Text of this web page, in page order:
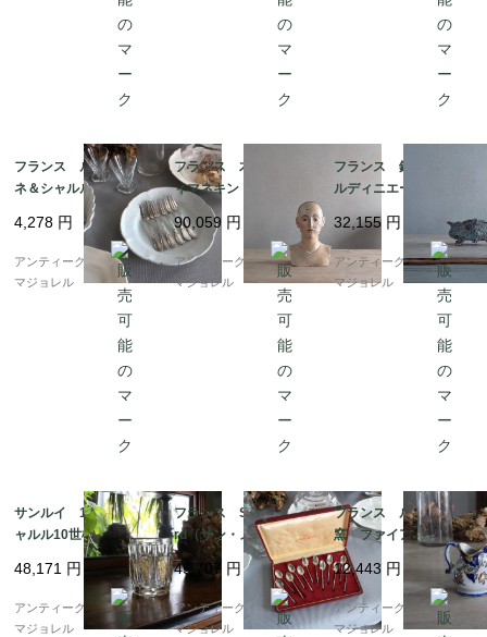
フランス ルイラヴィ
ネ＆シャルルダンフェ
ール社製 シルバープ
レーテッドフォーク 7
4,278 円
アンティークギャラリー
マジョレル
フランス 木製のレデ
ィマネキン 7568
90,059 円
アンティークギャラリー
マジョレル
フランス 鋳物のジャ
ルディニエール 7110
32,155 円
アンティークギャラリー
マジョレル
サンルイ 19世紀 シ
ャルル10世様式 金彩
タンブラーグラス 74
23
48,171 円
アンティークギャラリー
マジョレル
フランス Saint Meda
rd（サン・メダ?ル）シ
ルバープレーテッドス
プーン12本セット 73
67
45,707 円
アンティークギャラリー
マジョレル
フランス ルーアン
窯 ファイアンス焼
き スモールジャグ 7
508
12,443 円
アンティークギャラリー
マジョレル